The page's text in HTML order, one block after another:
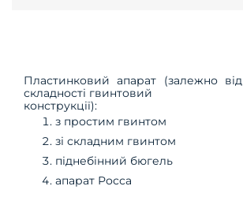
Пластинковий апарат (залежно від
складності гвинтовий
конструкції):
з простим гвинтом
зі складним гвинтом
піднебінний бюгель
апарат Росса